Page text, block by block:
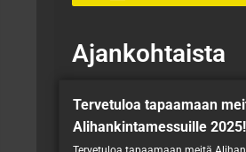
Ajankohtaista
Tervetuloa tapaamaan
Alihankintamessuille 2025!